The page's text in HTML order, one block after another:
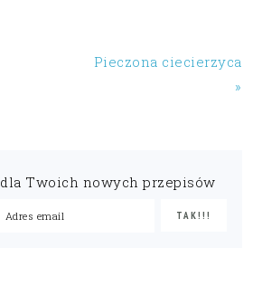
Pieczona ciecierzyca
»
dla Twoich nowych przepisów